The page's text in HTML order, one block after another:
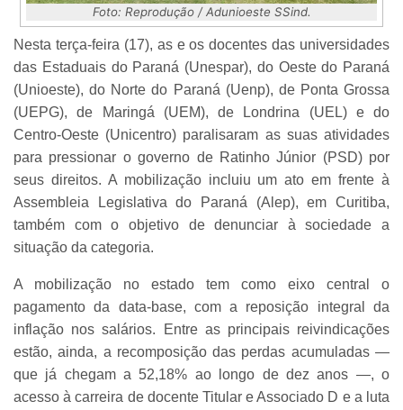
Foto: Reprodução / Adunioeste SSind.
Nesta terça-feira (17), as e os docentes das universidades
das Estaduais do Paraná (Unespar), do Oeste do Paraná
(Unioeste), do Norte do Paraná (Uenp), de Ponta Grossa
(UEPG), de Maringá (UEM), de Londrina (UEL) e do
Centro-Oeste (Unicentro) paralisaram as suas atividades
para pressionar o governo de Ratinho Júnior (PSD) por
seus direitos. A mobilização incluiu um ato em frente à
Assembleia Legislativa do Paraná (Alep), em Curitiba,
também com o objetivo de denunciar à sociedade a
situação da categoria.
A mobilização no estado tem como eixo central o
pagamento da data-base, com a reposição integral da
inflação nos salários. Entre as principais reivindicações
estão, ainda, a recomposição das perdas acumuladas —
que já chegam a 52,18% ao longo de dez anos —, o
acesso à carreira de docente Titular e Associado D e a luta